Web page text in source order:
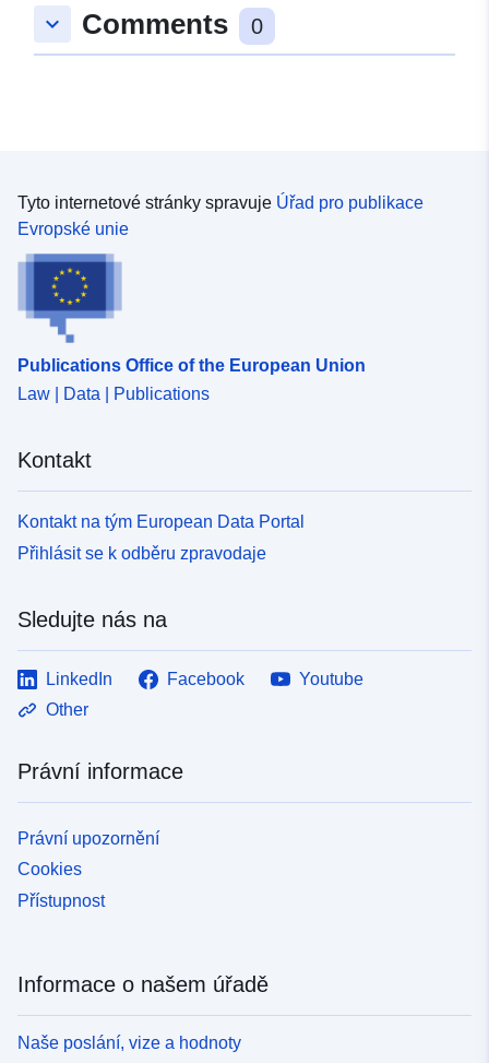
keyboard_arrow_down Comments 0
Tyto internetové stránky spravuje Úřad pro publikace
Evropské unie
Publications Office of the European Union
Law | Data | Publications
Kontakt
Kontakt na tým European Data Portal
Přihlásit se k odběru zpravodaje
Sledujte nás na
LinkedIn Facebook
Youtube
Other
Právní informace
Právní upozornění
Cookies
Přístupnost
Informace o našem úřadě
Naše poslání, vize a hodnoty